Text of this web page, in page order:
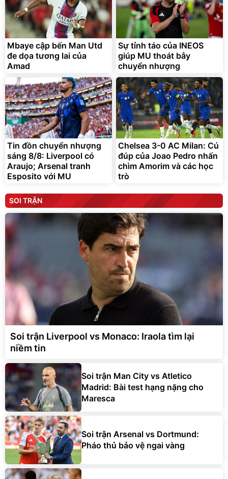
Mbaye cập bến Man Utd
đe dọa tương lai của
Amad
Sự tỉnh táo của INEOS
giúp MU thoát bẫy
chuyển nhượng
Tin đồn chuyển nhượng
sáng 8/8: Liverpool có
Araujo; Arsenal tranh
Esposito với MU
Chelsea 3-0 AC Milan: Cú
đúp của Joao Pedro nhấn
chìm Amorim và các học
trò
SOI TRẬN
Soi trận Liverpool vs Monaco: Iraola tìm lại
niềm tin
Soi trận Man City vs Atletico
Madrid: Bài test hạng nặng cho
Maresca
Soi trận Arsenal vs Dortmund:
Pháo thủ bảo vệ ngai vàng